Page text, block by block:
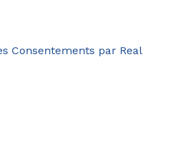
Consentements par Real